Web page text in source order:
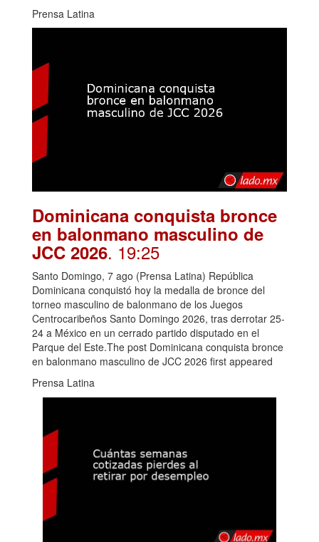
Prensa Latina
Dominicana conquista bronce
en balonmano masculino de
JCC 2026. 19:25
Santo Domingo, 7 ago (Prensa Latina) República
Dominicana conquistó hoy la medalla de bronce del
torneo masculino de balonmano de los Juegos
Centrocaribeños Santo Domingo 2026, tras derrotar 25-
24 a México en un cerrado partido disputado en el
Parque del Este.The post Dominicana conquista bronce
en balonmano masculino de JCC 2026 first appeared
Prensa Latina